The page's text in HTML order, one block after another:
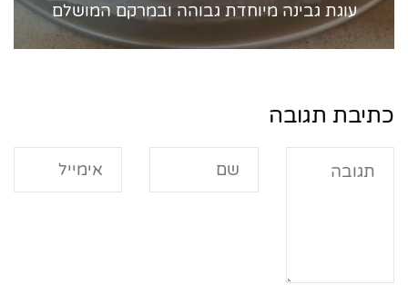
עוגת גבינה מיוחדת גבוהה ובמרקם המושלם
כתיבת תגובה